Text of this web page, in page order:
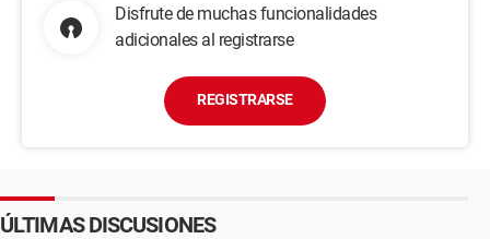
Disfrute de muchas funcionalidades
adicionales al registrarse
REGISTRARSE
ÚLTIMAS DISCUSIONES